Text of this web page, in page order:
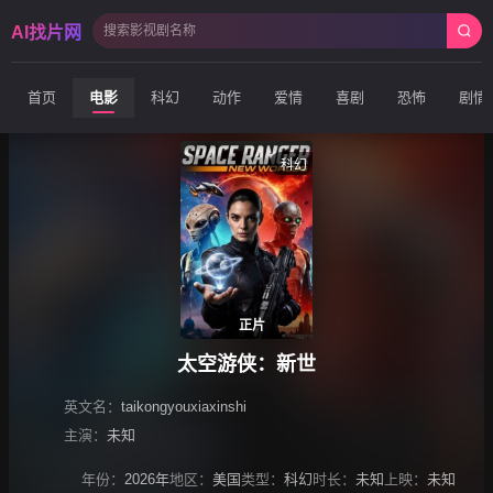
AI找片网
首页 电影 科幻 动作 爱情 喜剧 恐怖 剧情
科幻
正片
太空游侠：新世
英文名： taikongyouxiaxinshi
主演： 未知
年份： 2026年地区： 美国 类型： 科幻 时长： 未知 上映： 未知